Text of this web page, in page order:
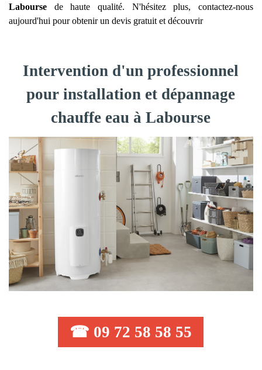
Labourse de haute qualité. N'hésitez plus, contactez-nous
aujourd'hui pour obtenir un devis gratuit et découvrir
Intervention d'un professionnel
pour installation et dépannage
chauffe eau à Labourse
☎ 09 72 58 58 55